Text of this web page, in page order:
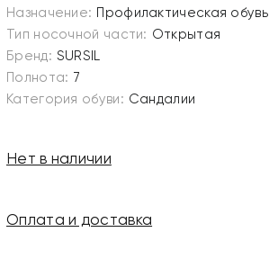
Назначение: Профилактическая обувь
Тип носочной части: Открытая
Бренд: SURSIL
Полнота: 7
Категория обуви: Сандалии
Нет в наличии
Оплата и доставка